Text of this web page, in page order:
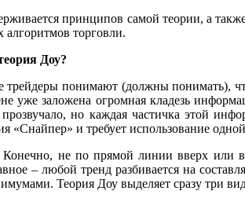
принципов самой теории, а
торговли.
Доу?
понимают (должны понимать),
уже заложена огромная кладезь
но каждая частичка этой
«Снайпер» и требует использование
не по прямой линии вверх
– любой тренд разбивается на
Теория Доу выделяет сразу три